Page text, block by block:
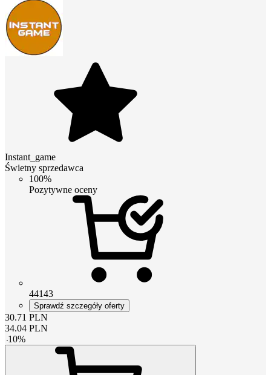
Instant_game
Świetny sprzedawca
100%
Pozytywne oceny
44143
Sprawdź szczegóły oferty
30.71 PLN
34.04 PLN
-10%